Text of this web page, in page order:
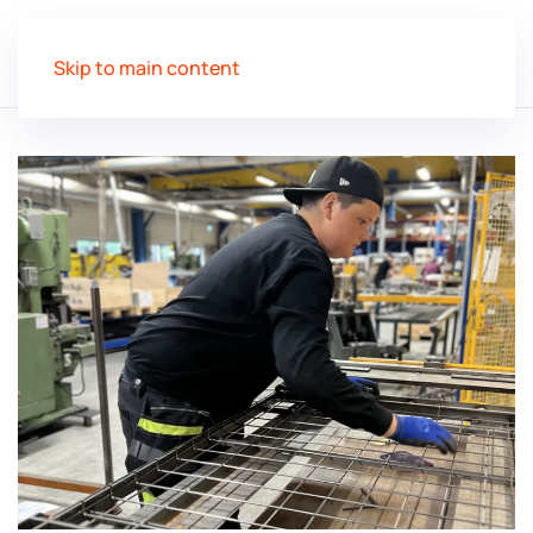
Skip to main content